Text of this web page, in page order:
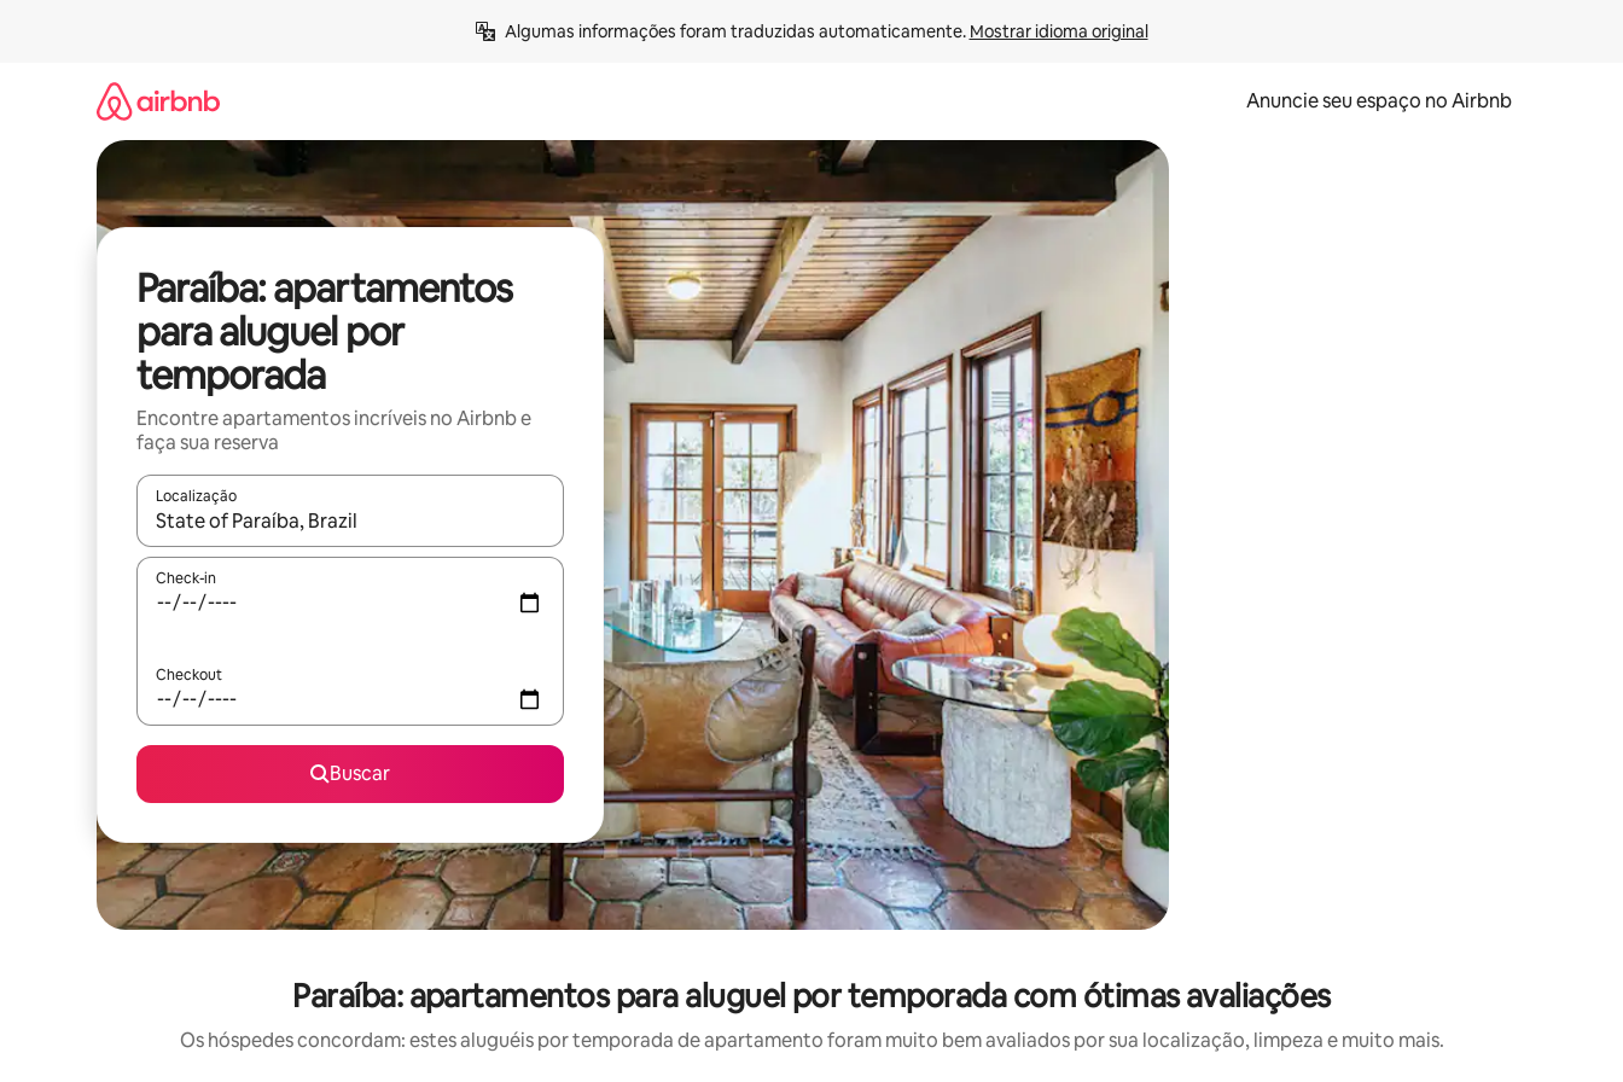
Algumas informações foram traduzidas automaticamente. Mostrar idioma original
Anuncie seu espaço no Airbnb
Paraíba: apartamentos
para aluguel por
temporada
Encontre apartamentos incríveis no Airbnb e
faça sua reserva
Localização
Quando os resultados estiverem disponíveis, explore-os usando as seta para cima e para baixo do teclado ou tocando e deslizando o dedo na tela.
Check-in
Checkout
Buscar
Paraíba: apartamentos para aluguel por temporada com ótimas avaliações
Os hóspedes concordam: estes aluguéis por temporada de apartamento foram muito bem avaliados por sua localização, limpeza e muito mais.